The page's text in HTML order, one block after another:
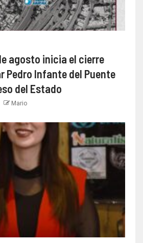
agosto inicia el cierre
Pedro Infante del Puente
del Estado
Mario